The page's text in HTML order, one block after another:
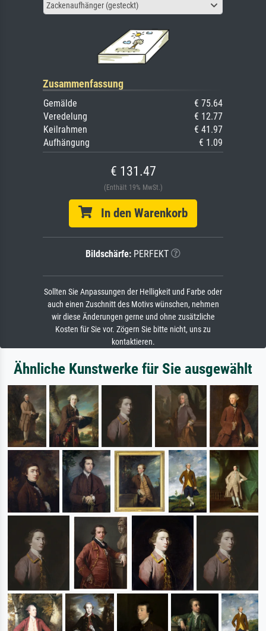
Zackenaufhänger (gesteckt)
Zusammenfassung
Gemälde
€ 75.64
Veredelung
€ 12.77
Keilrahmen
€ 41.97
Aufhängung
€ 1.09
€ 131.47
(Enthält 19% MwSt.)
In den Warenkorb
Bildschärfe: PERFEKT
Sollten Sie Anpassungen der Helligkeit und Farbe oder
auch einen Zuschnitt des Motivs wünschen, nehmen
wir diese Änderungen gerne und ohne zusätzliche
Kosten für Sie vor. Zögern Sie bitte nicht, uns zu
kontaktieren.
Ähnliche Kunstwerke für Sie ausgewählt